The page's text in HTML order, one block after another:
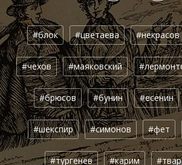
#блок #цветаева #некрасов
#чехов #маяковский
#брюсов #бунин #есенин
#шекспир #симонов #фет
#тургенев #карим